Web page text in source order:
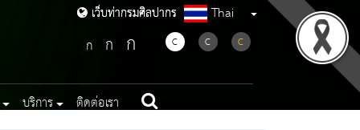
เว็บท่ากรมศิลปากร
เว็บท่ากรมศิลปากร Thai
ก ก ก C C C
บริการ ติดต่อเรา